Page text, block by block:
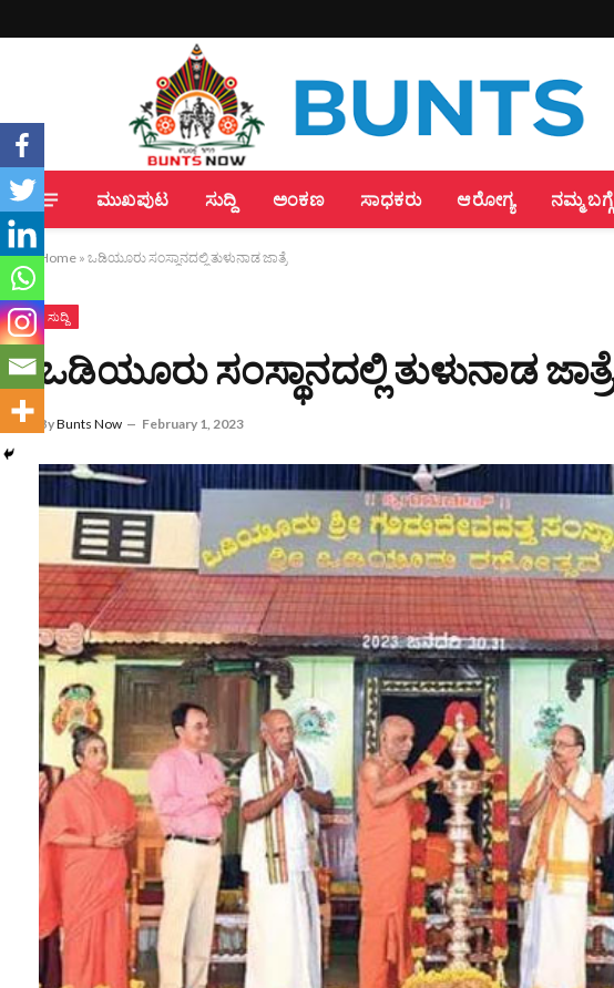
ಮುಖಪುಟ ಸುದ್ದಿ ಅಂಕಣ ಸಾಧಕರು ಆರೋಗ್ಯ ನಮ್ಮ ಬಗ್ಗೆ
Home » ಒಡಿಯೂರು ಸಂಸ್ಥಾನದಲ್ಲಿ ತುಳುನಾಡ ಜಾತ್ರೆ
ಸುದ್ದಿ
ಒಡಿಯೂರು ಸಂಸ್ಥಾನದಲ್ಲಿ ತುಳುನಾಡ ಜಾತ್ರೆ
ByBunts Now February 1, 2023